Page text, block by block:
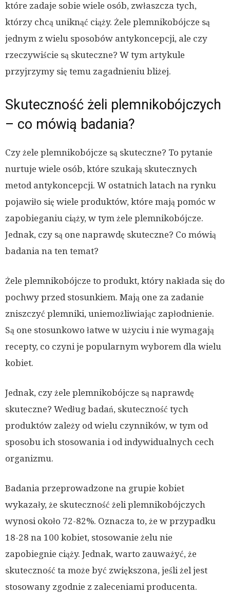
które zadaje sobie wiele osób, zwłaszcza tych,
którzy chcą uniknąć ciąży. Żele plemnikobójcze są
jednym z wielu sposobów antykoncepcji, ale czy
rzeczywiście są skuteczne? W tym artykule
przyjrzymy się temu zagadnieniu bliżej.
Skuteczność żeli plemnikobójczych
– co mówią badania?
Czy żele plemnikobójcze są skuteczne? To pytanie
nurtuje wiele osób, które szukają skutecznych
metod antykoncepcji. W ostatnich latach na rynku
pojawiło się wiele produktów, które mają pomóc w
zapobieganiu ciąży, w tym żele plemnikobójcze.
Jednak, czy są one naprawdę skuteczne? Co mówią
badania na ten temat?
Żele plemnikobójcze to produkt, który nakłada się do
pochwy przed stosunkiem. Mają one za zadanie
zniszczyć plemniki, uniemożliwiając zapłodnienie.
Są one stosunkowo łatwe w użyciu i nie wymagają
recepty, co czyni je popularnym wyborem dla wielu
kobiet.
Jednak, czy żele plemnikobójcze są naprawdę
skuteczne? Według badań, skuteczność tych
produktów zależy od wielu czynników, w tym od
sposobu ich stosowania i od indywidualnych cech
organizmu.
Badania przeprowadzone na grupie kobiet
wykazały, że skuteczność żeli plemnikobójczych
wynosi około 72-82%. Oznacza to, że w przypadku
18-28 na 100 kobiet, stosowanie żelu nie
zapobiegnie ciąży. Jednak, warto zauważyć, że
skuteczność ta może być zwiększona, jeśli żel jest
stosowany zgodnie z zaleceniami producenta.